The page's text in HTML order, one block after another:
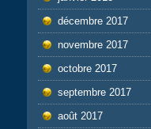
décembre 2017
novembre 2017
octobre 2017
septembre 2017
août 2017